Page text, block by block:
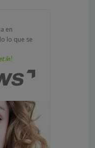
en
lo que se